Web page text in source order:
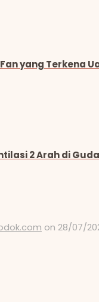
yang Terkena
2 Arah di
on 28/07/